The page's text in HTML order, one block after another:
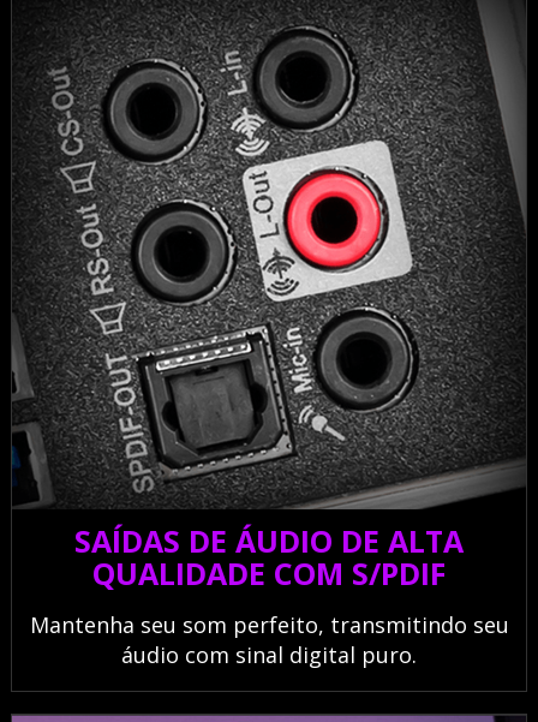
SAÍDAS DE ÁUDIO DE ALTA
QUALIDADE COM S/PDIF
Mantenha seu som perfeito, transmitindo seu
áudio com sinal digital puro.